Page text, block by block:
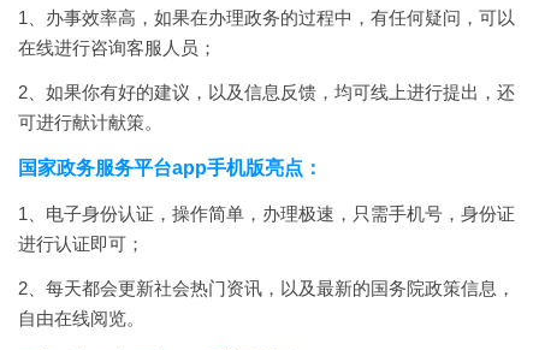
1、办事效率高，如果在办理政务的过程中，有任何疑问，可以
在线进行咨询客服人员；
2、如果你有好的建议，以及信息反馈，均可线上进行提出，还
可进行献计献策。
国家政务服务平台app手机版亮点：
1、电子身份认证，操作简单，办理极速，只需手机号，身份证
进行认证即可；
2、每天都会更新社会热门资讯，以及最新的国务院政策信息，
自由在线阅览。